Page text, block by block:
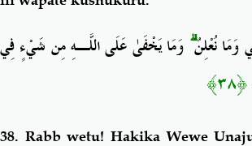
وَمَا نُعْلِنُۗ وَمَا يَخْفَىٰ عَلَى اللَّـهِ مِن شَيْءٍ فِي
﴿٣٨﴾
38. Rabb wetu! Hakika Wewe